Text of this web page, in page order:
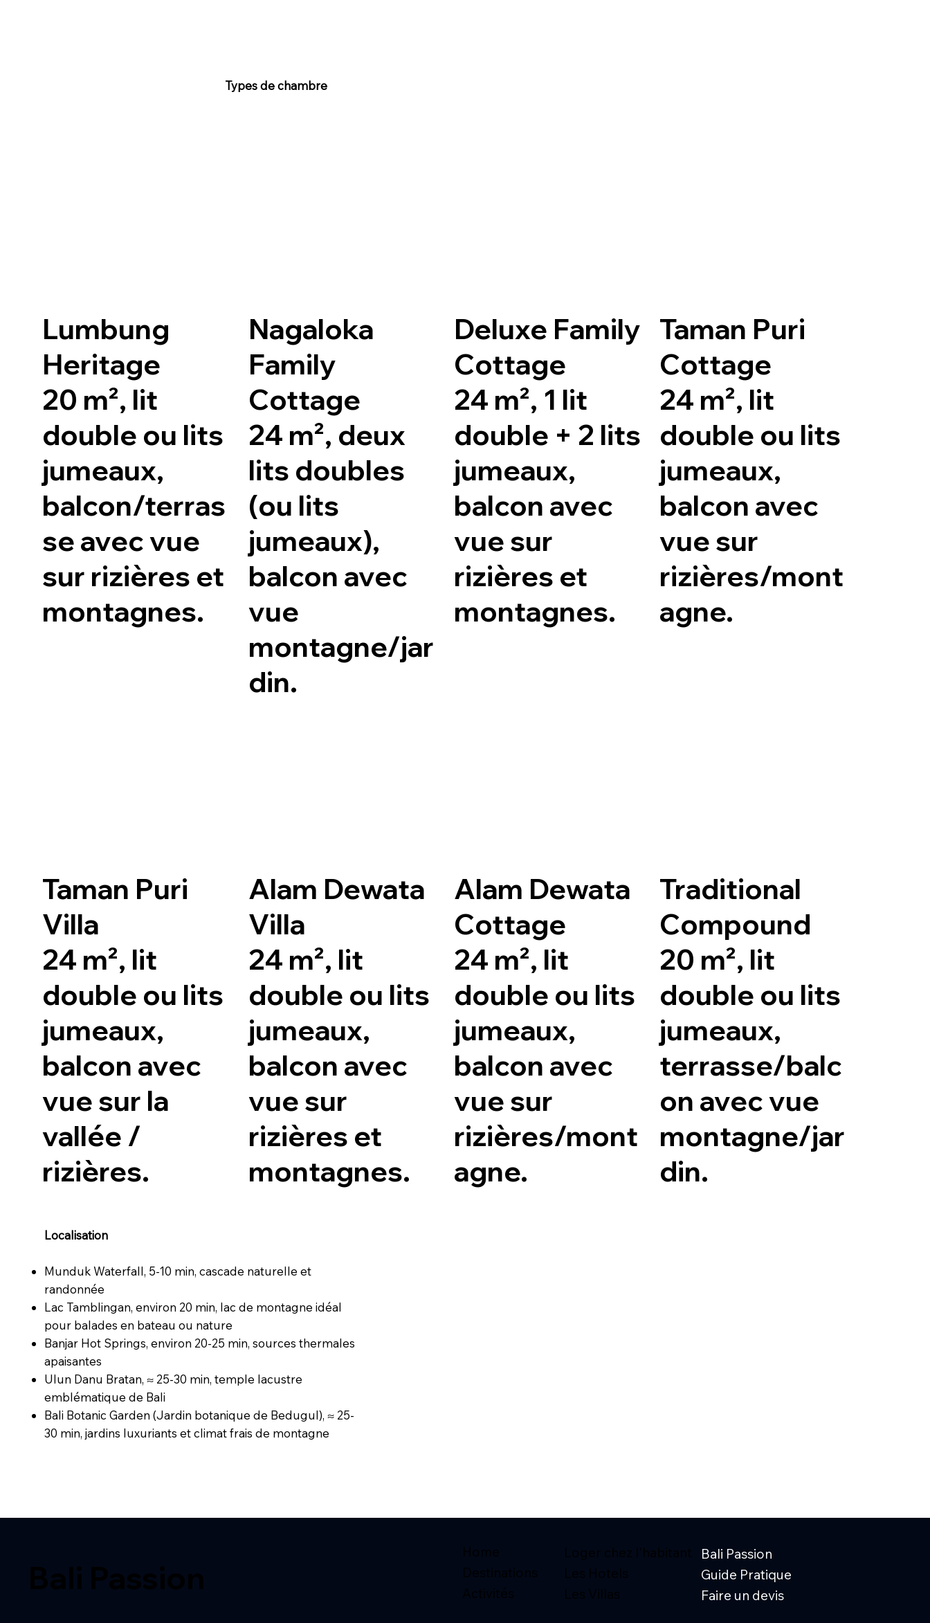
Types de chambre
Lumbung
Heritage
20 m², lit
double ou lits
jumeaux,
balcon/terras
se avec vue
sur rizières et
montagnes.
Nagaloka
Family
Cottage
24 m², deux
lits doubles
(ou lits
jumeaux),
balcon avec
vue
montagne/jar
din.
Deluxe Family
Cottage
24 m², 1 lit
double + 2 lits
jumeaux,
balcon avec
vue sur
rizières et
montagnes.
Taman Puri
Cottage
24 m², lit
double ou lits
jumeaux,
balcon avec
vue sur
rizières/mont
agne.
Taman Puri
Villa
24 m², lit
double ou lits
jumeaux,
balcon avec
vue sur la
vallée /
rizières.
Alam Dewata
Villa
24 m², lit
double ou lits
jumeaux,
balcon avec
vue sur
rizières et
montagnes.
Alam Dewata
Cottage
24 m², lit
double ou lits
jumeaux,
balcon avec
vue sur
rizières/mont
agne.
Traditional
Compound
20 m², lit
double ou lits
jumeaux,
terrasse/balc
on avec vue
montagne/jar
din.
Localisation
Munduk Waterfall, 5-10 min, cascade naturelle et
randonnée
Lac Tamblingan, environ 20 min, lac de montagne idéal
pour balades en bateau ou nature
Banjar Hot Springs, environ 20-25 min, sources thermales
apaisantes
Ulun Danu Bratan, ≈ 25-30 min, temple lacustre
emblématique de Bali
Bali Botanic Garden (Jardin botanique de Bedugul), ≈ 25-
30 min, jardins luxuriants et climat frais de montagne
Bali Passion
Guide Pratique
Faire un devis